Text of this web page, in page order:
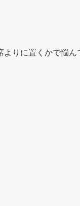
りに置くかで悩ん